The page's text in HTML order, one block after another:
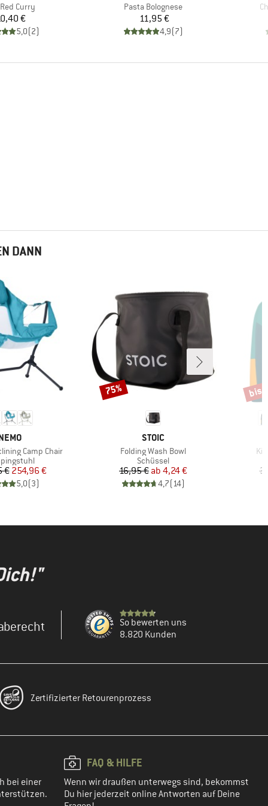
Curry
Preis
€
5,0(2)
Artikel
Pasta Bolognese
Preis
11,95 €
4,9(7)
DANN
Camp Chair
Preis
€reduzierter Preis
254,96 €
5,0(3)
MARKE
STOIC
Artikel
Folding Wash Bowl
Produktgruppe
Schüssel
Preis
16,95 € reduzierter Preis
ab 4,24 €
4,7(14)
Rabatt
75% bis
So bewerten uns
8.820 Kunden
Zertifizierter Retourenprozess
bei einer
FAQ & HILFE
Wenn wir draußen unterwegs sind, bekommst
Du hier jederzeit online Antworten auf Deine